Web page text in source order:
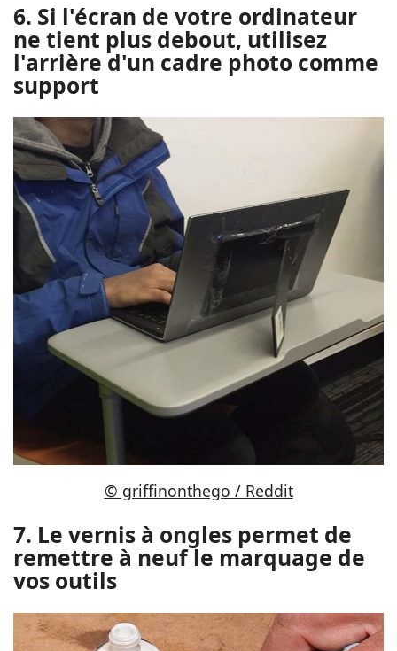
6. Si l'écran de votre ordinateur
ne tient plus debout, utilisez
l'arrière d'un cadre photo comme
support
© griffinonthego / Reddit
7. Le vernis à ongles permet de
remettre à neuf le marquage de
vos outils